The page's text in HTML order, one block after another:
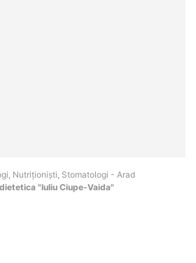
Nutriționiști, Stomatologi - Arad
"Iuliu Ciupe-Vaida"